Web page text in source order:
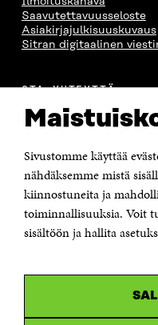
Sivustomme käyttää
nähdäksemme mistä
kiinnostuneita ja
toiminnallisuuksia. Voit
sisältöön ja hallita
Saavutettavuusseloste
Asiakirjajulkisuuskuvaus
Sitran digitaalinen
OTA YHTEYTTÄ
Itämerenkatu 11-13, PL
00181 Helsinki
Puhelin +358 294 618
Sähköpostiosoite
Saapumisohjeet
Y-tunnus 0202132-3